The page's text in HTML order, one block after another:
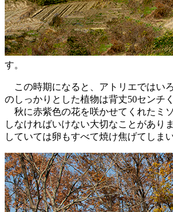
す。
この時期になると、アトリエではい
のしっかりとした植物は背丈50センチ
秋に赤紫色の花を咲かせてくれたミ
しなければいけない大切なことがあり
していては卵もすべて焼け焦げてしま